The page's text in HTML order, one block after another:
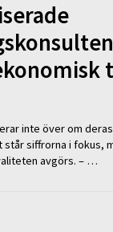
inte över om
står siffrorna i fokus,
avgörs. – …